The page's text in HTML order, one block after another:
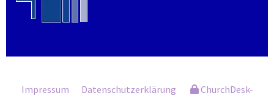
Impressum Datenschutzerklärung ChurchDesk-